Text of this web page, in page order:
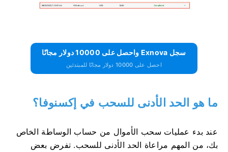
سجل Exnova واحصل على 10000 دولار مجانًا
احصل على 10000 دولار مجانًا للمبتدئين
ما هو الحد الأدنى للسحب في إكسنوفا؟
عند بدء عمليات سحب الأموال من حساب الوساطة الخاص
بك، من المهم مراعاة الحد الأدنى للسحب. تفرض بعض